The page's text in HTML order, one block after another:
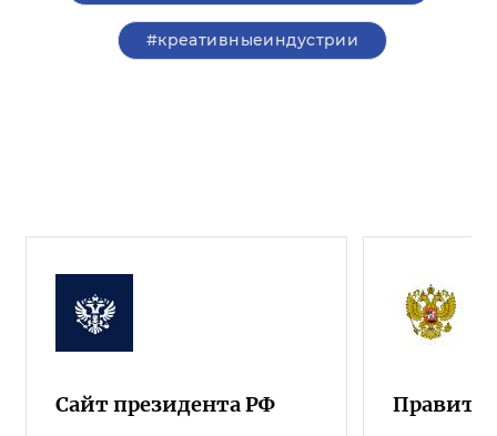
#креативныеиндустрии
Сайт президента РФ